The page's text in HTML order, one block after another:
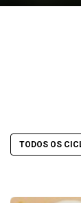
Filtrar
Escolher Ciclo